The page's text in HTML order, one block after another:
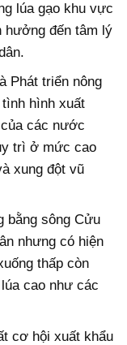
lúa gạo khu vực
hưởng đến tâm lý
Phát triển nông
hình xuất
các nước
trì ở mức cao
xung đột vũ
bằng sông Cửu
nhưng có hiện
thấp còn
cao như các
cơ hội xuất khẩu